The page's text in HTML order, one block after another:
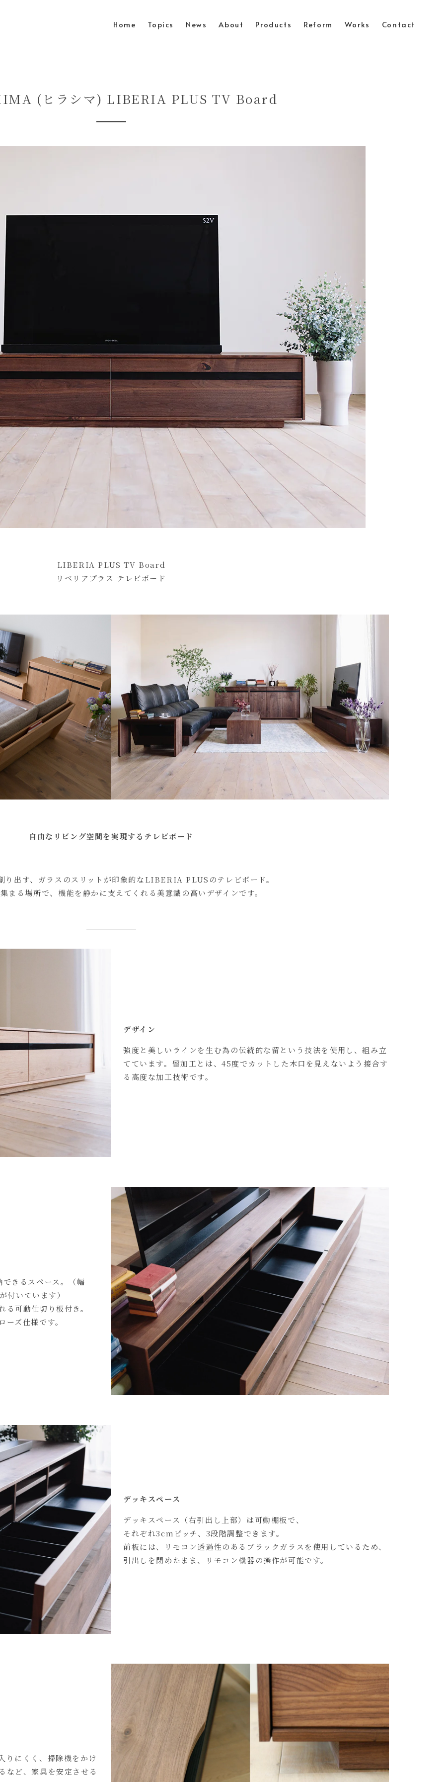
Home Topics News About Products Reform Works Contact
(ヒラシマ) LIBERIA PLUS TV Board
LIBERIA PLUS TV Board
リベリアプラス テレビボード
自由なリビング空間を実現するテレビボード
り出す、ガラスのスリットが印象的なLIBERIA PLUSのテレビボード。
まる場所で、機能を静かに支えてくれる美意識の高いデザインです。
デザイン
強度と美しいラインを生む為の伝統的な留という技法を使用し、組み立
てています。留加工とは、45度でカットした木口を見えないよう接合す
る高度な加工技術です。
きるスペース。（幅
いています）
可動仕切り板付き。
ズ仕様です。
デッキスペース
デッキスペース（右引出し上部）は可動棚板で、
それぞれ3cmピッチ、3段階調整できます。
前板には、リモコン透過性のあるブラックガラスを使用しているため、
引出しを閉めたまま、リモコン機器の操作が可能です。
りにくく、掃除機をかけ
など、家具を安定させる